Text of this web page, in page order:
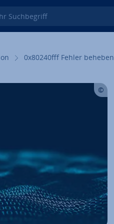
Such­be­griff
0x80240fff Fehler beheben